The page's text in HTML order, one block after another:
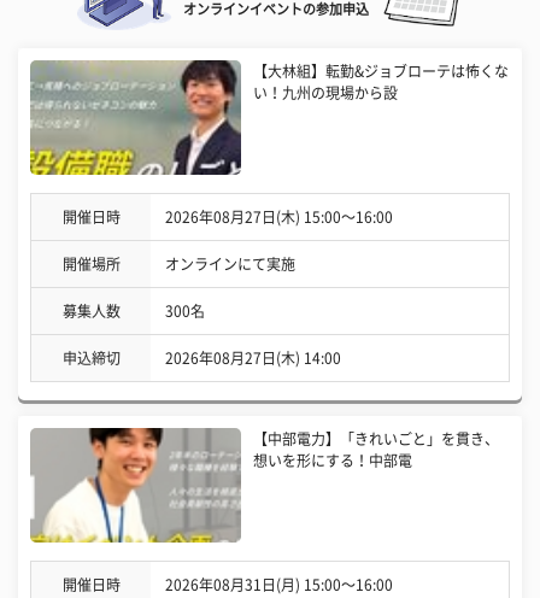
オンラインイベントの参加申込
【大林組】転勤&ジョブローテは怖くな
い！九州の現場から設
開催日時 2026年08月27日(木) 15:00〜16:00
開催場所 オンラインにて実施
募集人数 300名
申込締切 2026年08月27日(木) 14:00
【中部電力】「きれいごと」を貫き、
想いを形にする！中部電
開催日時 2026年08月31日(月) 15:00〜16:00